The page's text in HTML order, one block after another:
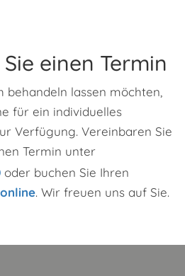
einen Termin
behandeln lassen möchten,
für ein individuelles
Verfügung. Vereinbaren Sie
Termin unter
oder buchen Sie Ihren
online. Wir freuen uns auf Sie.